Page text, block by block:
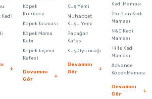
bozuk veya görüntülenemiyor.
eksik bilgiler bulunuyor.
bulunuyor.
daha pahalı.
alternatifler olmalı.
Köpek
Kulübesi
Köpek Tasması
Köpek Mama
Kabı
Köpek Taşıma
Kafesi
Devamını
Gör
Kuş Yemi
Muhabbet
Kuşu Yemi
Papağan
Kafesi
Kuş Oyuncağı
Devamını
Gör
Kedi Maması
Pro Plan Kedi
Maması
N&D Kedi
Maması
Hills Kedi
Maması
Advance
Köpek Maması
Devamını
Gör